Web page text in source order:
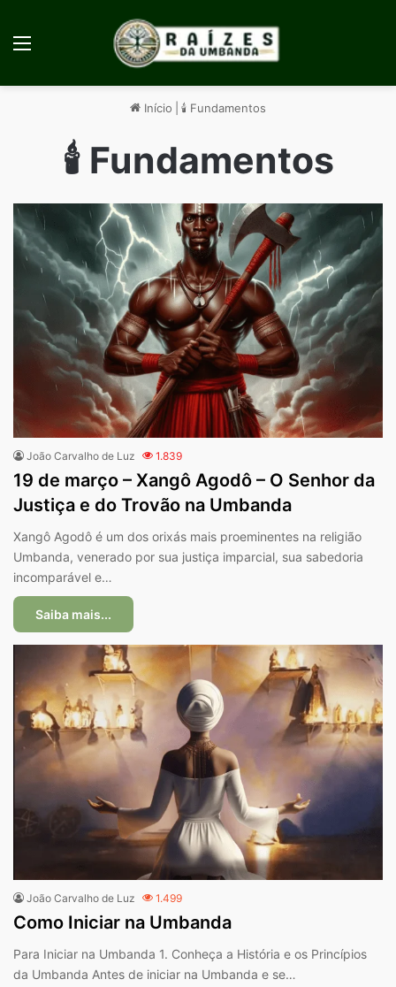
Menu
Início 🕯️ Fundamentos
🕯️ Fundamentos
João Carvalho de Luz 1.839
19 de março – Xangô Agodô – O Senhor da
Justiça e do Trovão na Umbanda
Xangô Agodô é um dos orixás mais proeminentes na religião
Umbanda, venerado por sua justiça imparcial, sua sabedoria
incomparável e…
Saiba mais...
João Carvalho de Luz 1.499
Como Iniciar na Umbanda
Para Iniciar na Umbanda 1. Conheça a História e os Princípios
da Umbanda Antes de iniciar na Umbanda e se…